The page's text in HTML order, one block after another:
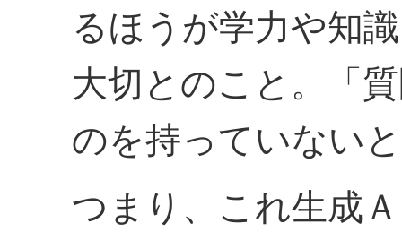
るほうが学力や知
大切とのこと。「
のを持っていない
つまり、これ生成